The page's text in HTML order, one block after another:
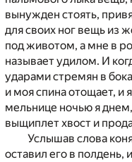
вынужден стоять,
для своих ног вещь из
под животом, а мне в
называет удилом. И
ударами стремян в
и моя спина отощает, и
мельнице ночью я
выщиплет хвост и
Услышав слова
оставил его в полдень,